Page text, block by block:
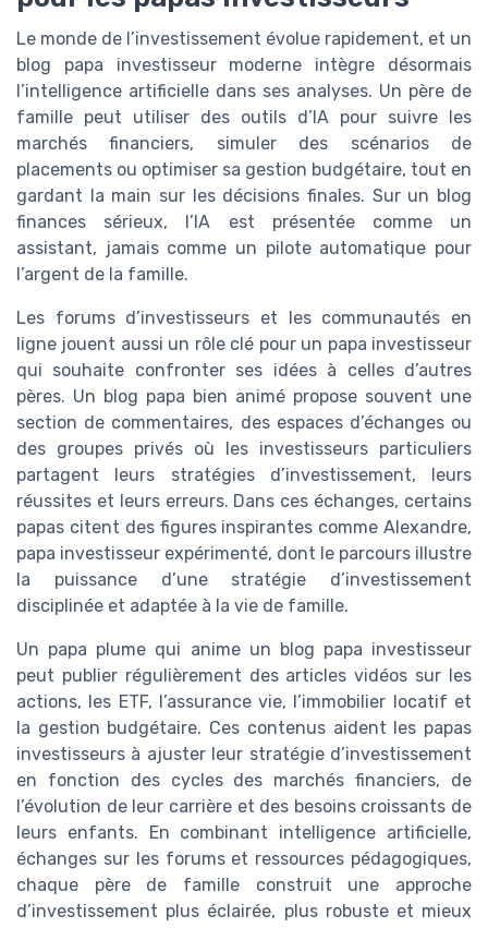
Le monde de l’investissement évolue rapidement, et un
blog papa investisseur moderne intègre désormais
l’intelligence artificielle dans ses analyses. Un père de
famille peut utiliser des outils d’IA pour suivre les
marchés financiers, simuler des scénarios de
placements ou optimiser sa gestion budgétaire, tout en
gardant la main sur les décisions finales. Sur un blog
finances sérieux, l’IA est présentée comme un
assistant, jamais comme un pilote automatique pour
l’argent de la famille.
Les forums d’investisseurs et les communautés en
ligne jouent aussi un rôle clé pour un papa investisseur
qui souhaite confronter ses idées à celles d’autres
pères. Un blog papa bien animé propose souvent une
section de commentaires, des espaces d’échanges ou
des groupes privés où les investisseurs particuliers
partagent leurs stratégies d’investissement, leurs
réussites et leurs erreurs. Dans ces échanges, certains
papas citent des figures inspirantes comme Alexandre,
papa investisseur expérimenté, dont le parcours illustre
la puissance d’une stratégie d’investissement
disciplinée et adaptée à la vie de famille.
Un papa plume qui anime un blog papa investisseur
peut publier régulièrement des articles vidéos sur les
actions, les ETF, l’assurance vie, l’immobilier locatif et
la gestion budgétaire. Ces contenus aident les papas
investisseurs à ajuster leur stratégie d’investissement
en fonction des cycles des marchés financiers, de
l’évolution de leur carrière et des besoins croissants de
leurs enfants. En combinant intelligence artificielle,
échanges sur les forums et ressources pédagogiques,
chaque père de famille construit une approche
d’investissement plus éclairée, plus robuste et mieux